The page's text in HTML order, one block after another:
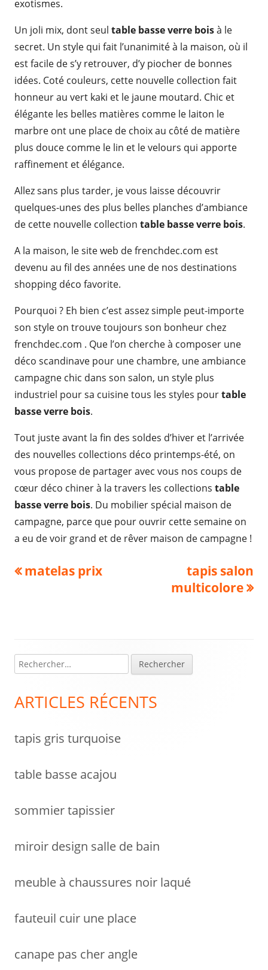
exotismes.
Un joli mix, dont seul table basse verre boisà le
secret. Un style qui fait l’unanimité à la maison, où il
est facile de s’y retrouver, d’y piocher de bonnes
idées. Coté couleurs, cette nouvelle collection fait
honneur au vert kaki et le jaune moutard. Chic et
élégante les belles matières comme le laiton le
marbre ont une place de choix au côté de matière
plus douce comme le lin et le velours qui apporte
raffinement et élégance.
Allez sans plus tarder, je vous laisse découvrir
quelques-unes des plus belles planches d’ambiance
de cette nouvelle collection table basse verre bois.
A la maison, le site web de frenchdec.com est
devenu au fil des années une de nos destinations
shopping déco favorite.
Pourquoi ? Eh bien c’est assez simple peut-importe
son style on trouve toujours son bonheur chez
frenchdec.com . Que l’on cherche à composer une
déco scandinave pour une chambre, une ambiance
campagne chic dans son salon, un style plus
industriel pour sa cuisine tous les styles pourtable
basse verre bois.
Tout juste avant la fin des soldes d’hiver et l’arrivée
des nouvelles collections déco printemps-été, on
vous propose de partager avec vous nos coups de
cœur déco chiner à la travers les collections table
basse verre bois. Du mobilier spécial maison de
campagne, parce que pour ouvrir cette semaine on
a eu de voir grand et de rêver maison de campagne !
Navigation
Previous
matelas prix
Next
article:
tapis salon
multicolore
Colonne
latérale
e
h
r
e
ARTICLES RÉCENTS
tapis gris turquoise
table basse acajou
sommier tapissier
miroir design salle de bain
meuble à chaussures noir laqué
fauteuil cuir une place
canape pas cher angle